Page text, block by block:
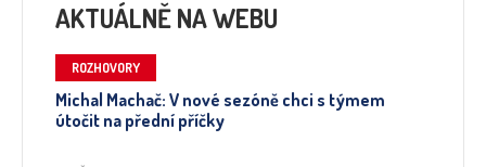
AKTUÁLNĚ NA WEBU
ROZHOVORY
Michal Machač: V nové sezóně chci s týmem
útočit na přední příčky